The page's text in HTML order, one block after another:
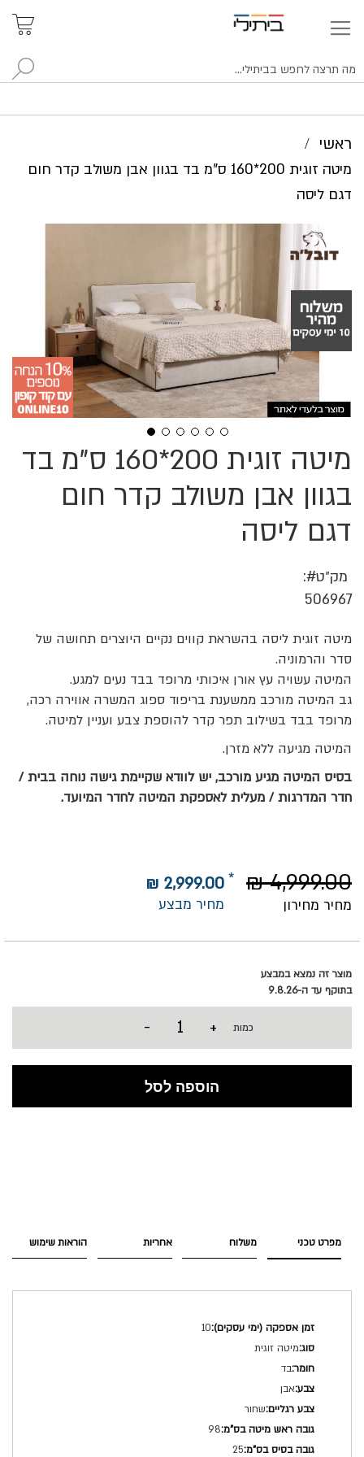
ראשי
מיטה זוגית 200*160 ס"מ בד בגוון אבן משולב קדר חום
דגם ליסה
מיטה זוגית 200*160 ס"מ בד
בגוון אבן משולב קדר חום
דגם ליסה
מק״ט
506967
מיטה זוגית ליסה בהשראת קווים נקיים היוצרים תחושה של
סדר והרמוניה.
המיטה עשויה עץ אורן איכותי מרופד בבד נעים למגע.
גב המיטה מורכב ממשענת בריפוד ספוג המשרה אווירה רכה,
מרופד בבד בשילוב תפר קדר להוספת צבע ועניין למיטה.
המיטה מגיעה ללא מזרן.
בסיס המיטה מגיע מורכב, יש לוודא שקיימת גישה נוחה בבית /
חדר המדרגות / מעלית לאספקת המיטה לחדר המיועד.
מחיר מבצע
2,999.00 ₪
מחיר מחירון
4,999.00 ₪
מוצר זה נמצא במבצע
בתוקף עד ה-9.8.26
כמות +
-
הוספה לסל
לדלג
להתחלה
גלריית
מפרט טכני
מפרט
טכני
10
מיטה זוגית
בד
אבן
שחור
98
25
משלוח אחריות הוראות שימוש